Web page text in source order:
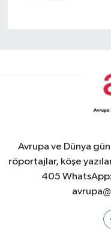
Avrupa ve Dünya
röportajlar, köşe
405